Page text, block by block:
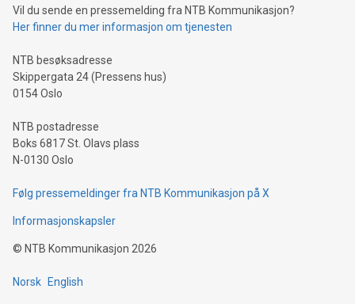
Vil du sende en pressemelding fra NTB Kommunikasjon?
Her finner du mer informasjon om tjenesten
NTB besøksadresse
Skippergata 24 (Pressens hus)
0154 Oslo
NTB postadresse
Boks 6817 St. Olavs plass
N-0130 Oslo
Følg pressemeldinger fra NTB Kommunikasjon på X
Informasjonskapsler
© NTB Kommunikasjon 2026
Norsk English